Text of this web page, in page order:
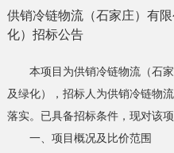
供销冷链物流（石家庄）有
化）招标公告
本项目为供销冷链物流（石
及绿化），招标人为供销冷链物
落实。已具备招标条件，现对该项
一、项目概况及比价范围